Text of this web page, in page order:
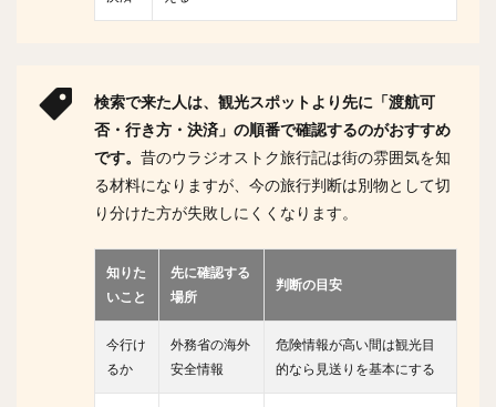
検索で来た人は、観光スポットより先に「渡航可
否・行き方・決済」の順番で確認するのがおすすめ
です。 昔のウラジオストク旅行記は街の雰囲気を知
る材料になりますが、今の旅行判断は別物として切
り分けた方が失敗しにくくなります。
知りた
いこと
先に確認する
場所
判断の目安
今行け
るか
外務省の海外
安全情報
危険情報が高い間は観光目
的なら見送りを基本にする